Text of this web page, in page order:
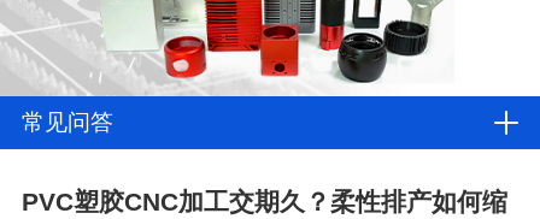
常见问答
PVC塑胶CNC加工交期久？柔性排产如何缩